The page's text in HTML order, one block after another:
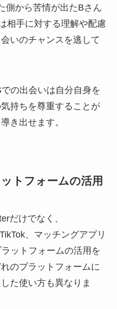
側から苦情が出たBさん
相手に対する理解や配慮
いのチャンスを逃して
の出会いは自分自身を
持ちを尊重することが
き出せます。
トフォームの活用
だけでなく、
、マッチングアプリ
ットフォームの活用を
のプラットフォームに
た使い方も異なりま